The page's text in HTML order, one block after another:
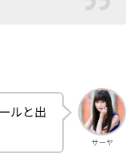
サーヤ
ルと出